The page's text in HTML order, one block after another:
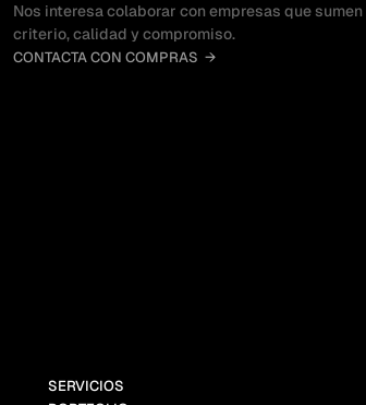
Nos interesa colaborar con empresas que sumen
criterio, calidad y compromiso.
CONTACTA CON COMPRAS  →
SERVICIOS